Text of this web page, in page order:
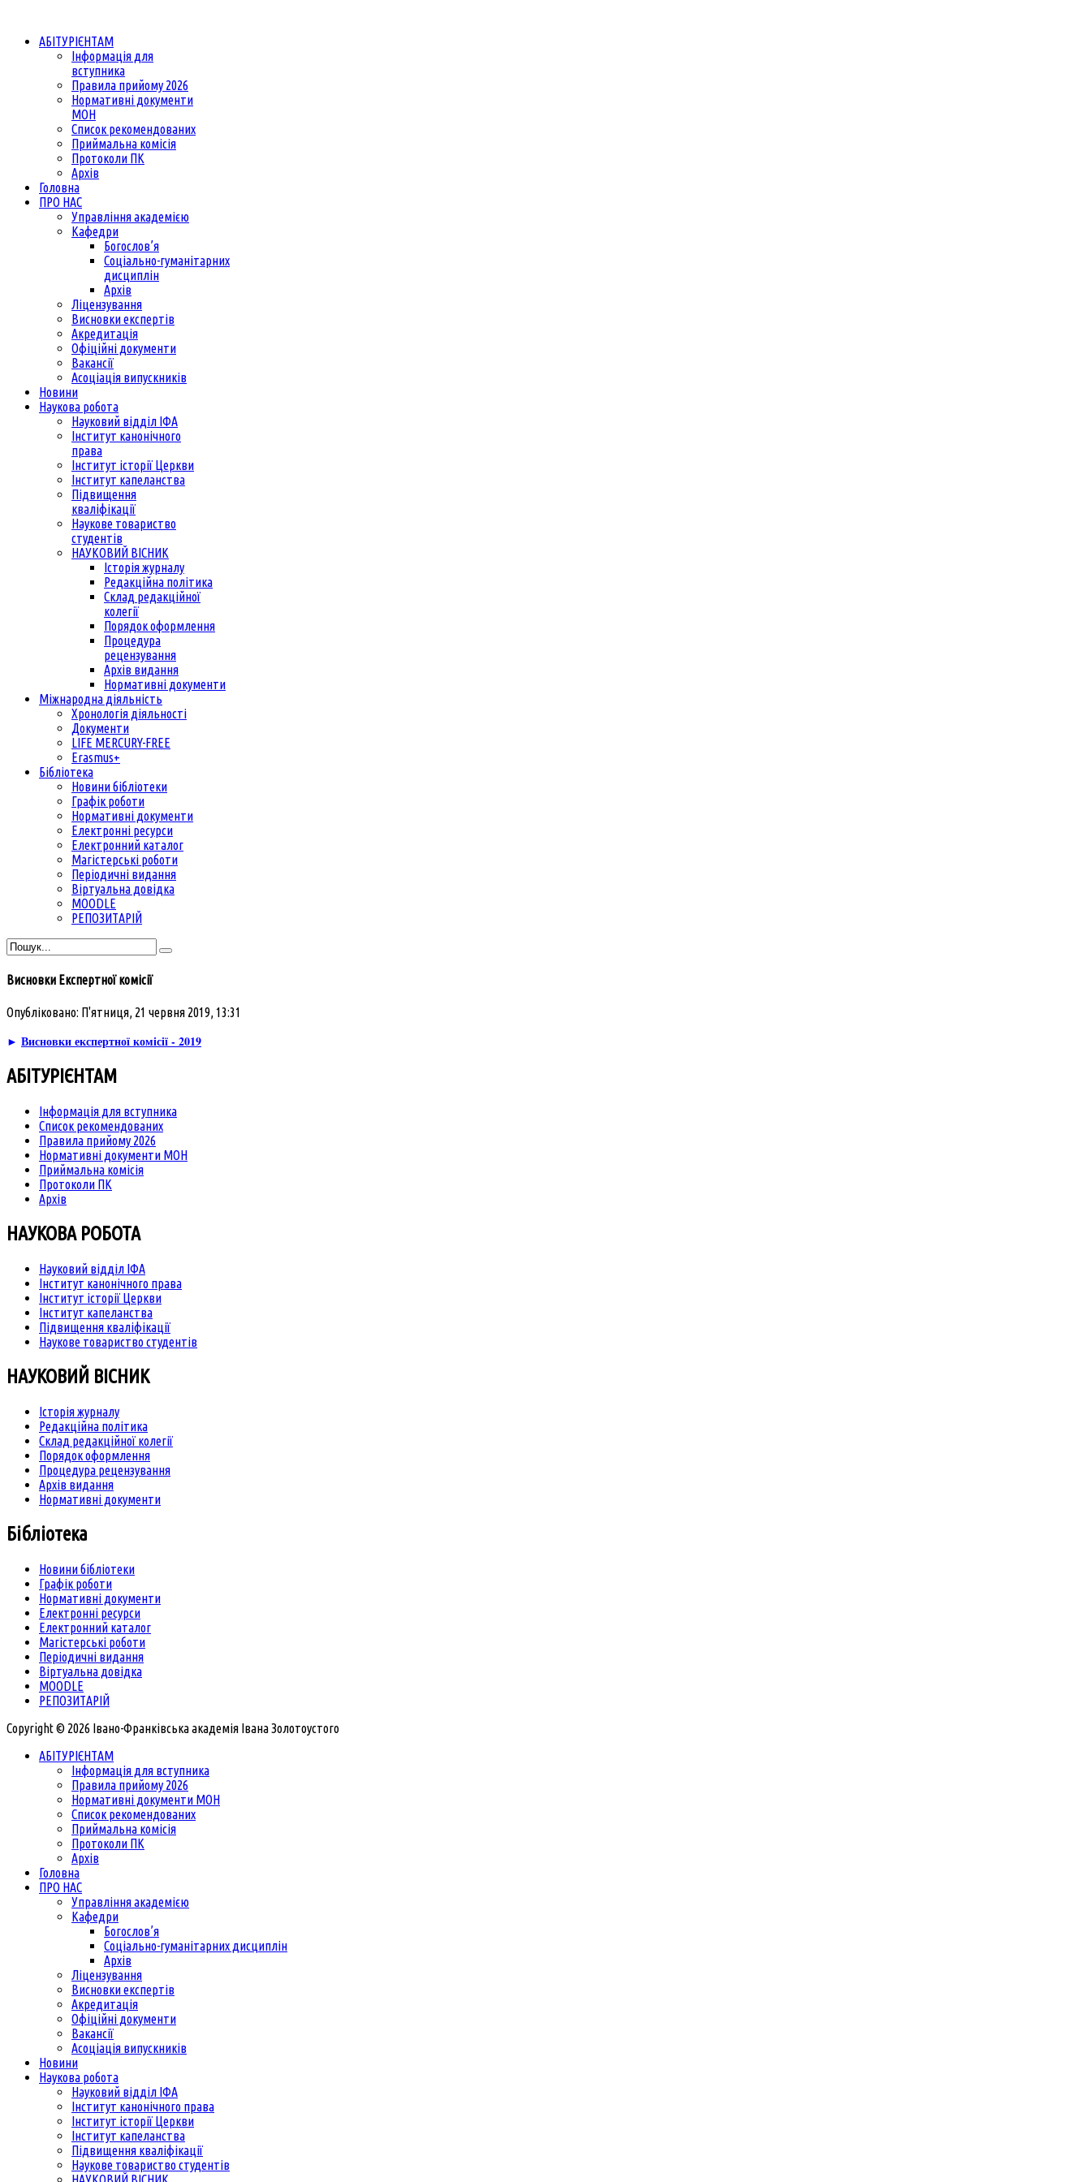
АБІТУРІЄНТАМ
Інформація для
вступника
Правила прийому 2026
Нормативні документи
МОН
Список рекомендованих
Приймальна комісія
Протоколи ПК
Архів
Головна
ПРО НАС
Управління академією
Кафедри
Богослов’я
Соціально-гуманітарних
дисциплін
Архів
Ліцензування
Висновки експертів
Акредитація
Офіційні документи
Вакансії
Асоціація випускників
Новини
Наукова робота
Науковий відділ ІФА
Інститут канонічного
права
Інститут історії Церкви
Інститут капеланства
Підвищення
кваліфікації
Наукове товариство
студентів
НАУКОВИЙ ВІСНИК
Історія журналу
Редакційна політика
Склад редакційної
колегії
Порядок оформлення
Процедура
рецензування
Архів видання
Нормативні документи
Міжнародна діяльність
Хронологія діяльності
Документи
LIFE MERCURY-FREE
Erasmus+
Бібліотека
Новини бібліотеки
Графік роботи
Нормативні документи
Електронні ресурси
Електронний каталог
Магістерські роботи
Періодичні видання
Віртуальна довідка
MOODLE
РЕПОЗИТАРІЙ
Висновки Експертної комісії
Опубліковано: П'ятниця, 21 червня 2019, 13:31
► Висновки експертної комісії - 2019
АБІТУРІЄНТАМ
Інформація для вступника
Список рекомендованих
Правила прийому 2026
Нормативні документи МОН
Приймальна комісія
Протоколи ПК
Архів
НАУКОВА РОБОТА
Науковий відділ ІФА
Інститут канонічного права
Інститут історії Церкви
Інститут капеланства
Підвищення кваліфікації
Наукове товариство студентів
НАУКОВИЙ ВІСНИК
Історія журналу
Редакційна політика
Склад редакційної колегії
Порядок оформлення
Процедура рецензування
Архів видання
Нормативні документи
Бібліотека
Новини бібліотеки
Графік роботи
Нормативні документи
Електронні ресурси
Електронний каталог
Магістерські роботи
Періодичні видання
Віртуальна довідка
MOODLE
РЕПОЗИТАРІЙ
Copyright © 2026 Івано-Франківська академія Івана Золотоустого
АБІТУРІЄНТАМ
Інформація для вступника
Правила прийому 2026
Нормативні документи МОН
Список рекомендованих
Приймальна комісія
Протоколи ПК
Архів
Головна
ПРО НАС
Управління академією
Кафедри
Богослов’я
Соціально-гуманітарних дисциплін
Архів
Ліцензування
Висновки експертів
Акредитація
Офіційні документи
Вакансії
Асоціація випускників
Новини
Наукова робота
Науковий відділ ІФА
Інститут канонічного права
Інститут історії Церкви
Інститут капеланства
Підвищення кваліфікації
Наукове товариство студентів